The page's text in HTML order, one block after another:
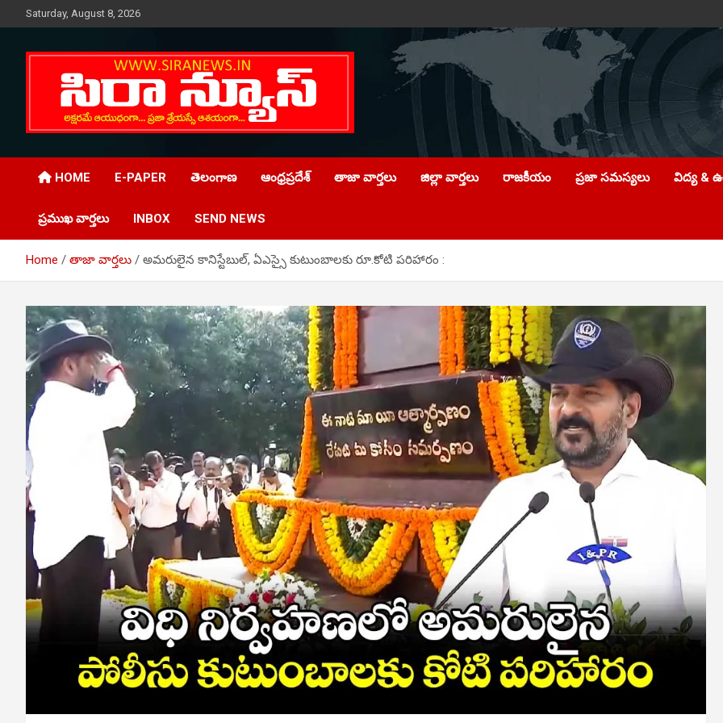
to
Saturday, August 8, 2026
SIRA NEWS
HOME E-PAPER తెలంగాణ ఆంధ్రప్రదేశ్ తాజా వార్తలు జిల్లా వార్తలు రాజకీయం ప్రజా సమస్యలు విద్య &
ప్రముఖ వార్తలు INBOX SEND NEWS
Home తాజా వార్తలు అమరులైన కానిస్టేబుల్‌, ఏఎస్సై కుటుంబాలకు రూ.కోటి పరిహారం :